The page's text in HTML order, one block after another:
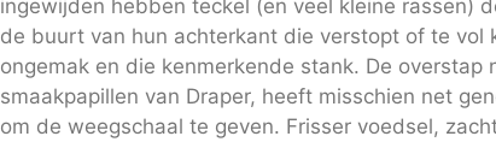
ingewijden hebben teckel (en veel kleine rassen)
de buurt van hun achterkant die verstopt of te
ongemak en die kenmerkende stank. De
smaakpapillen van Draper, heeft misschien net
om de weegschaal te geven. Frisser voedsel,